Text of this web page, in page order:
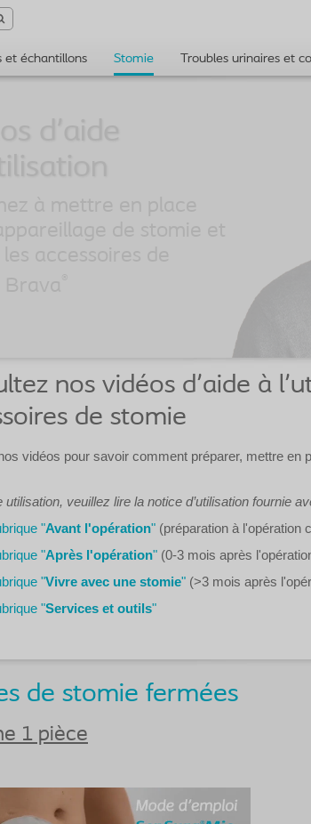
et échantillons Stomie Troubles urinaires et
nos vidéos d'aide à
de stomie
vidéos pour savoir comment préparer, mettre en
utilisation, veuillez lire la notice d’utilisation fournie
"Avant l'opération" (préparation à l'opération
"Après l'opération" (0-3 mois après
"Vivre avec une stomie" (>3 mois après
"Services et outils"
de stomie fermées
1 pièce